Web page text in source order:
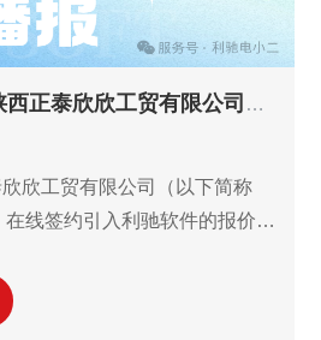
签约快报25.12.2|陕西正泰欣欣工贸有限公司签约利驰报价工作室！
欣工贸有限公司（以下简称
在线签约引入利驰软件的报价工
司业务覆盖配电开关控制设
研发、制造与销售，配套电气